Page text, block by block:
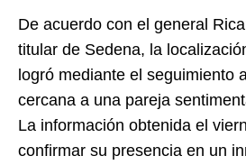
De acuerdo con el general
titular de Sedena, la
logró mediante el seguimiento
cercana a una pareja
La información obtenida el
confirmar su presencia en un